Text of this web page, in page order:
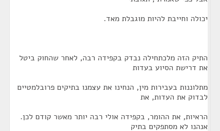
יכולה וחייבת להיות מוגבלת מאד.
התיק הזה מלכתחילה נבדק בקפידה רבה, לאחר שהחוק ביטל
את דרישת הסיוע בעדות
מתלוננות בעבירות מין, הנחינו את עצמנו בתיקים פרובלמטיים
לבדוק את העדות, את
הראיות, את ההומר, בקפידה אולי רבה יותר מאשר קודם לכן.
אנהנו לא מסתפקים בתיק